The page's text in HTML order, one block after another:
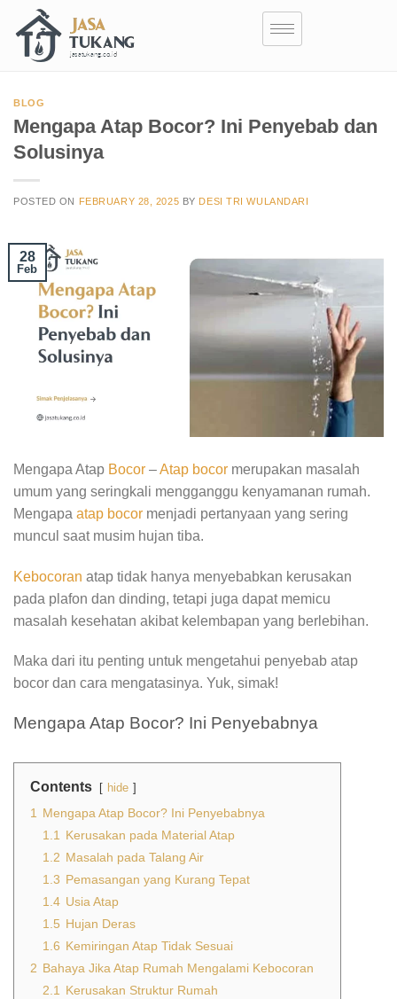
BLOG
Mengapa Atap Bocor? Ini Penyebab dan
Solusinya
POSTED ON FEBRUARY 28, 2025 BY DESI TRI WULANDARI
28
Feb
Mengapa Atap Bocor –Atap bocor merupakan masalah
umum yang seringkali mengganggu kenyamanan rumah.
Mengapa atap bocor menjadi pertanyaan yang sering
muncul saat musim hujan tiba.
Kebocoran atap tidak hanya menyebabkan kerusakan
pada plafon dan dinding, tetapi juga dapat memicu
masalah kesehatan akibat kelembapan yang berlebihan.
Maka dari itu penting untuk mengetahui penyebab atap
bocor dan cara mengatasinya. Yuk, simak!
Mengapa Atap Bocor? Ini Penyebabnya
Contents hide
1
Mengapa Atap Bocor? Ini Penyebabnya
1.1
Kerusakan pada Material Atap
1.2 Masalah pada Talang Air
1.3 Pemasangan yang Kurang Tepat
1.4 Usia Atap
1.5 Hujan Deras
1.6 Kemiringan Atap Tidak Sesuai
2 Bahaya Jika Atap Rumah Mengalami Kebocoran
2.1
Kerusakan Struktur Rumah